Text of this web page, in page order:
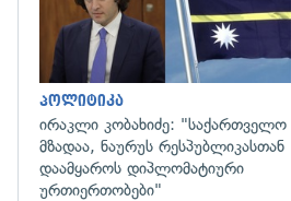
პოლიტიკა
ირაკლი კობახიძე: "საქართველო
მზადაა, ნაურუს რესპუბლიკასთან
დაამყაროს დიპლომატიური
ურთიერთობები"